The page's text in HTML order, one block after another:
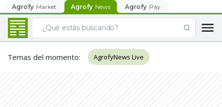
Agrofy Market Agrofy News Agrofy Pay
Temas del momento: AgrofyNews Live